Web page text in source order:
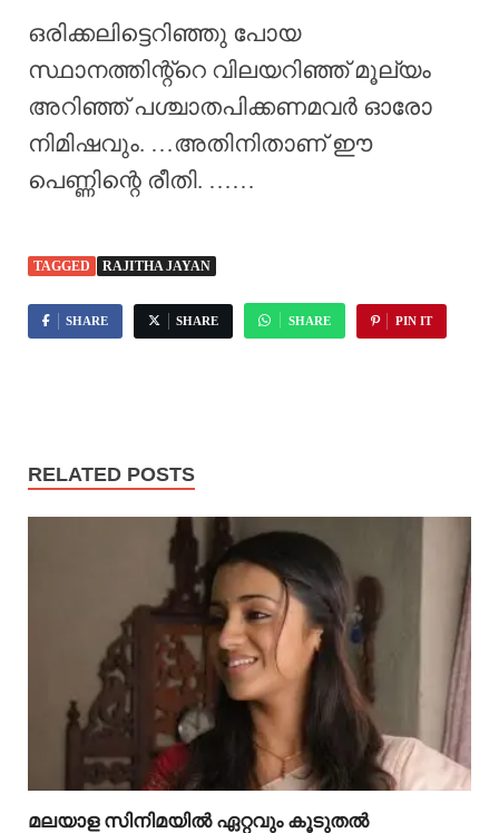
ഒരിക്കലിട്ടെറിഞ്ഞു പോയ
സ്ഥാനത്തിന്റ്റെ വിലയറിഞ്ഞ് മൂല്യം
അറിഞ്ഞ് പശ്ചാതപിക്കണമവർ ഓരോ
നിമിഷവും. …അതിനിതാണ് ഈ
പെണ്ണിന്റെ രീതി. ……
TAGGED RAJITHA JAYAN
SHARE SHARE SHARE PIN IT
RELATED POSTS
മലയാള സിനിമയിൽ ഏറ്റവും കൂടുതൽ